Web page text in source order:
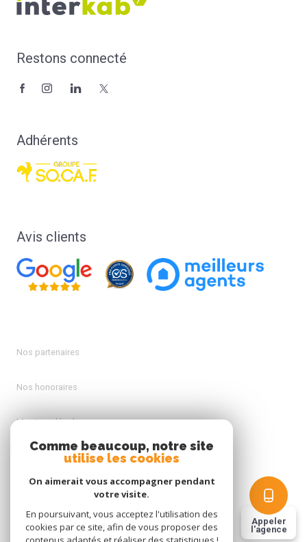
Appeler
l'agence
Restons connecté
Adhérents
Avis clients
Nos partenaires
Nos honoraires
Mentions légales
Cookies
Comme beaucoup, notre site
utilise les cookies
On aimerait vous accompagner pendant
votre visite.
En poursuivant, vous acceptez l'utilisation des
cookies par ce site, afin de vous proposer des